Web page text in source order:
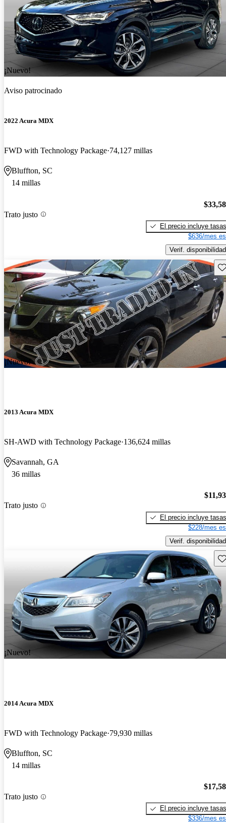
¡Nuevo!
Aviso patrocinado
2022 Acura MDX
FWD with Technology Package 74,127 millas
Bluffton, SC
14 millas
Trato justo
El precio incluye tasas
$636/mes
Verif. disponibilidad
¡Nuevo!
2013 Acura MDX
SH-AWD with Technology Package 136,624 millas
Savannah, GA
36 millas
Trato justo
El precio incluye tasas
$228/mes
Verif. disponibilidad
¡Nuevo!
2014 Acura MDX
FWD with Technology Package 79,930 millas
Bluffton, SC
14 millas
Trato justo
El precio incluye tasas
$336/mes